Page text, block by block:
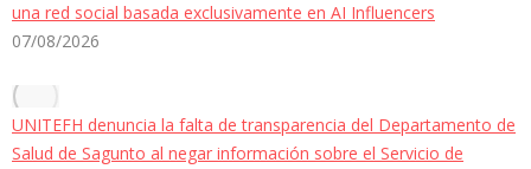
una red social basada exclusivamente en AI Influencers
07/08/2026
UNITEFH denuncia la falta de transparencia del Departamento de
Salud de Sagunto al negar información sobre el Servicio de